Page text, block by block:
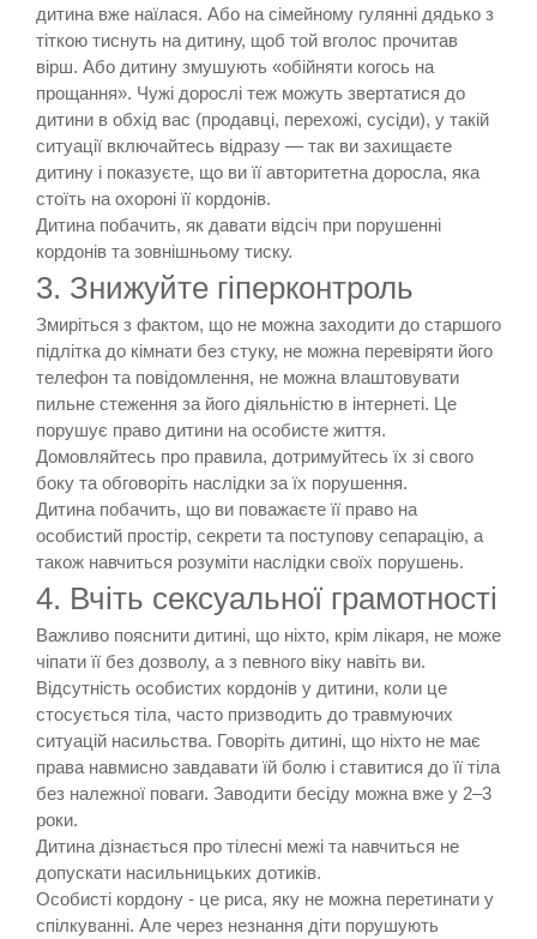
дитина вже наїлася. Або на сімейному гулянні дядько з
тіткою тиснуть на дитину, щоб той вголос прочитав
вірш. Або дитину змушують «обійняти когось на
прощання». Чужі дорослі теж можуть звертатися до
дитини в обхід вас (продавці, перехожі, сусіди), у такій
ситуації включайтесь відразу — так ви захищаєте
дитину і показуєте, що ви її авторитетна доросла, яка
стоїть на охороні її кордонів.
Дитина побачить, як давати відсіч при порушенні
кордонів та зовнішньому тиску.
3. Знижуйте гіперконтроль
Змиріться з фактом, що не можна заходити до старшого
підлітка до кімнати без стуку, не можна перевіряти його
телефон та повідомлення, не можна влаштовувати
пильне стеження за його діяльністю в інтернеті. Це
порушує право дитини на особисте життя.
Домовляйтесь про правила, дотримуйтесь їх зі свого
боку та обговоріть наслідки за їх порушення.
Дитина побачить, що ви поважаєте її право на
особистий простір, секрети та поступову сепарацію, а
також навчиться розуміти наслідки своїх порушень.
4. Вчіть сексуальної грамотності
Важливо пояснити дитині, що ніхто, крім лікаря, не може
чіпати її без дозволу, а з певного віку навіть ви.
Відсутність особистих кордонів у дитини, коли це
стосується тіла, часто призводить до травмуючих
ситуацій насильства. Говоріть дитині, що ніхто не має
права навмисно завдавати їй болю і ставитися до її тіла
без належної поваги. Заводити бесіду можна вже у 2–3
роки.
Дитина дізнається про тілесні межі та навчиться не
допускати насильницьких дотиків.
Особисті кордону - це риса, яку не можна перетинати у
спілкуванні. Але через незнання діти порушують